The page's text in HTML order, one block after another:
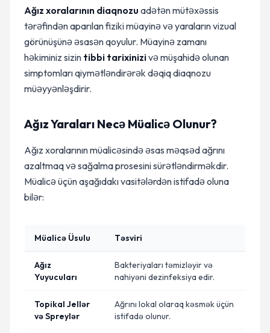
Ağız xoralarının diaqnozu adətən mütəxəssis
tərəfindən aparılan fiziki müayinə və yaraların vizual
görünüşünə əsasən qoyulur. Müayinə zamanı
həkiminiz sizin tibbi tarixinizivə müşahidə olunan
simptomları qiymətləndirərək dəqiq diaqnozu
müəyyənləşdirir.
Ağız Yaraları Necə Müalicə Olunur?
Ağız xoralarının müalicəsində əsas məqsəd ağrını
azaltmaq və sağalma prosesini sürətləndirməkdir.
Müalicə üçün aşağıdakı vasitələrdən istifadə oluna
bilər:
Müalicə Üsulu Təsviri
Ağız
Yuyucuları
Bakteriyaları təmizləyir və
nahiyəni dezinfeksiya edir.
Topikal Jellər
və Spreylər
Ağrını lokal olaraq kəsmək üçün
istifadə olunur.